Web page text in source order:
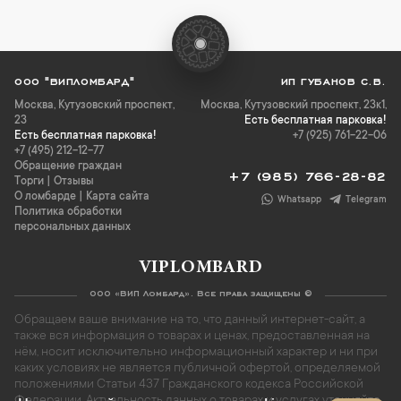
ООО "ВИПЛОМБАРД"
Москва, Кутузовский проспект,
23
Есть бесплатная парковка!
+7 (495) 212-12-77
Обращение граждан
Торги
Отзывы
О ломбарде
Карта сайта
Политика обработки
персональных данных
ИП ГУБАНОВ С.В.
Москва, Кутузовский проспект, 23к1,
Есть бесплатная парковка!
+7 (925) 761-22-06
+7 (985) 766-28-82
Whatsapp Telegram
VIPLOMBARD
ООО «ВИП Ломбард». Все права защищены ©
Обращаем ваше внимание на то, что данный интернет-сайт, а
также вся информация о товарах и ценах, предоставленная на
нём, носит исключительно информационный характер и ни при
каких условиях не является публичной офертой, определяемой
положениями Статьи 437 Гражданского кодекса Российской